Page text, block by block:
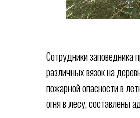
Сотрудники
различных вязок на
пожарной опасности в
огня в лесу, составлены